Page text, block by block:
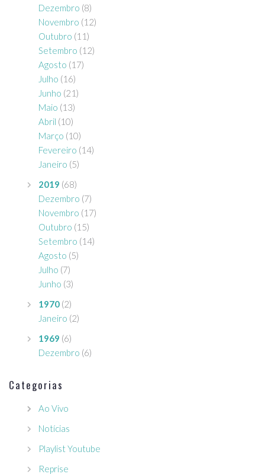
Dezembro (8)
Novembro (12)
Outubro (11)
Setembro (12)
Agosto (17)
Julho (16)
Junho (21)
Maio (13)
Abril (10)
Março (10)
Fevereiro (14)
Janeiro (5)
2019 (68)
Dezembro (7)
Novembro (17)
Outubro (15)
Setembro (14)
Agosto (5)
Julho (7)
Junho (3)
1970 (2)
Janeiro (2)
1969 (6)
Dezembro (6)
Categorias
Ao Vivo
Notícias
Playlist Youtube
Reprise